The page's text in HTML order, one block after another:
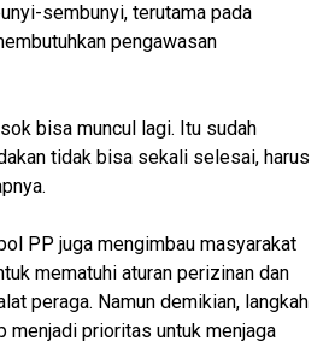
sembunyi, terutama pada
pengawasan
bisa muncul lagi. Itu sudah
tidak bisa sekali selesai, harus
PP juga mengimbau masyarakat
mematuhi aturan perizinan dan
peraga. Namun demikian, langkah
menjadi prioritas untuk menjaga